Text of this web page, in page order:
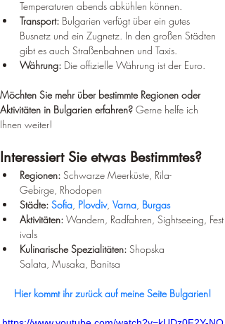
Temperaturen abends abkühlen können.
Transport: Bulgarien verfügt über ein gutes
Busnetz und ein Zugnetz. In den großen Städten
gibt es auch Straßenbahnen und Taxis.
Währung: Die offizielle Währung ist der Euro.
Möchten Sie mehr über bestimmte Regionen oder
Aktivitäten in Bulgarien erfahren? Gerne helfe ich
Ihnen weiter!
Interessiert Sie etwas Bestimmtes?
Regionen: Schwarze Meerküste, Rila-
Gebirge, Rhodopen
Städte: Sofia, Plovdiv, Varna, Burgas
Aktivitäten: Wandern, Radfahren, Sightseeing, Fest
ivals
Kulinarische Spezialitäten: Shopska
Salata, Musaka, Banitsa
Hier kommt ihr zurück auf meine Seite Bulgarien!